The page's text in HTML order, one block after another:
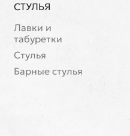
СТУЛЬЯ
Лавки и
табуретки
Стулья
Барные стулья